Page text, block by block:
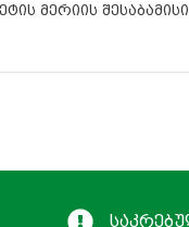
მერიის შესაბამისი